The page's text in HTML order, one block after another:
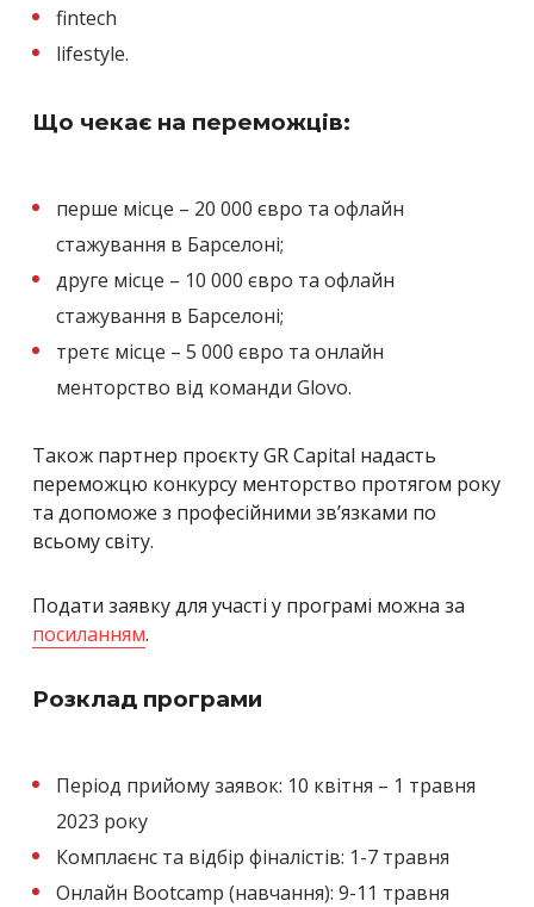
fintech
lifestyle.
Що чекає на переможців:
перше місце – 20 000 євро та офлайн
стажування в Барселоні;
друге місце – 10 000 євро та офлайн
стажування в Барселоні;
третє місце – 5 000 євро та онлайн
менторство від команди Glovo.
Також партнер проєкту GR Capital надасть
переможцю конкурсу менторство протягом року
та допоможе з професійними зв’язками по
всьому світу.
Подати заявку для участі у програмі можна за
посиланням.
Розклад програми
Період прийому заявок: 10 квітня – 1 травня
2023 року
Комплаєнс та відбір фіналістів: 1-7 травня
Онлайн Bootcamp (навчання): 9-11 травня